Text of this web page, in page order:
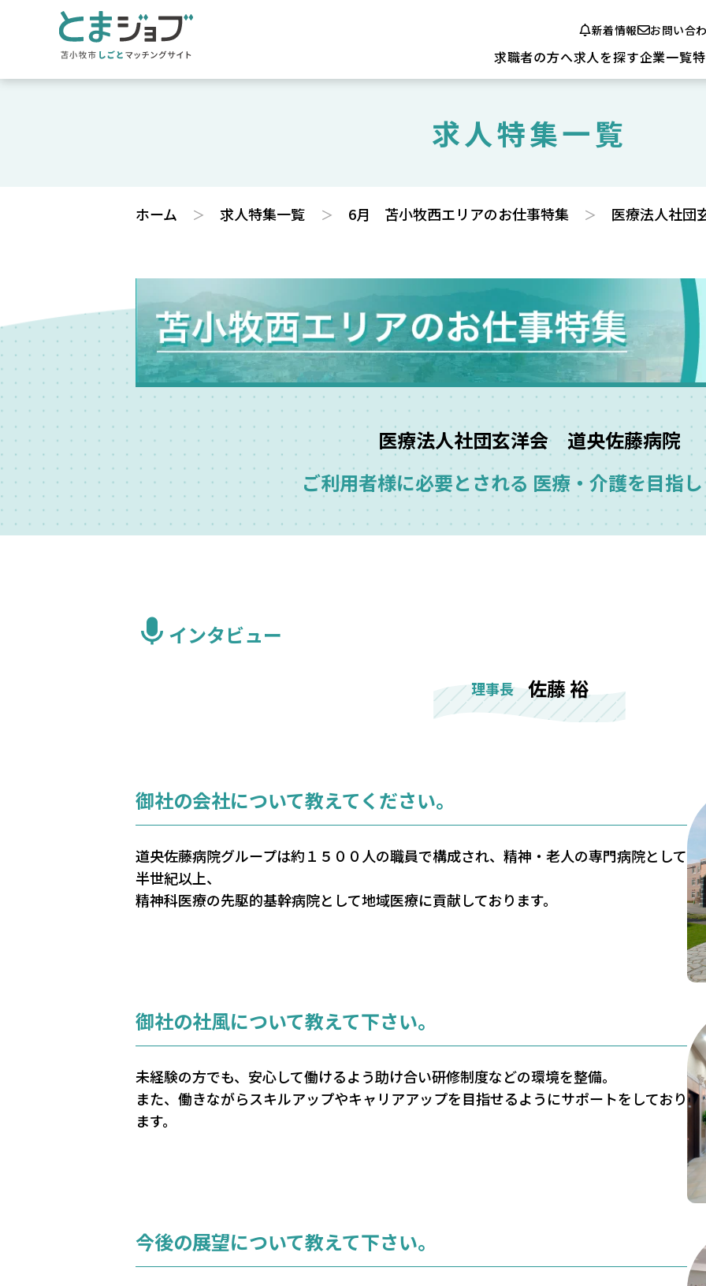
新着情報 お問い合
求職者の方へ求人を探す企業一覧
求人特集一覧
ホーム 求人特集一覧 6月 苫小牧西エリアのお仕事特集 医療法人社
医療法人社団玄洋会 道央佐藤病院
ご利用者様に必要とされる 医療・介護を目指
インタビュー
理事長佐藤 裕
御社の会社について教えてください。
道央佐藤病院グループは約１５００人の職員で構成され、精神・老人の専門病院として
半世紀以上、
精神科医療の先駆的基幹病院として地域医療に貢献しております。
御社の社風について教えて下さい。
未経験の方でも、安心して働けるよう助け合い研修制度などの環境を整備。
また、働きながらスキルアップやキャリアアップを目指せるようにサポートをしており
ます。
今後の展望について教えて下さい。